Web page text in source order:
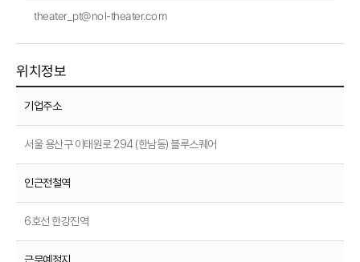
theater_pt@nol-theater.com
위치정보
기업주소
서울 용산구 이태원로 294 (한남동) 블루스퀘어
인근전철역
6호선 한강진역